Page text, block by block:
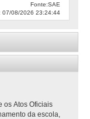
Fonte:SAE
07/08/2026 23:24:44
os Atos Oficiais
da escola,